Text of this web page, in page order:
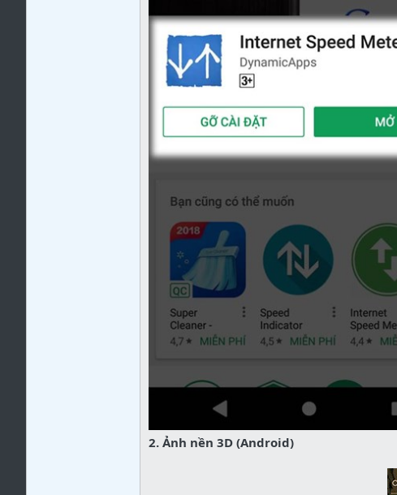
2. Ảnh nền 3D (Android)